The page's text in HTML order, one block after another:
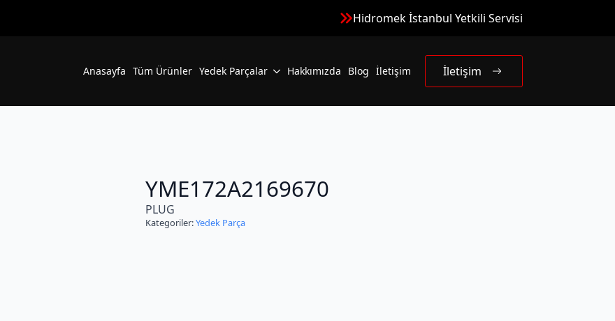
Hidromek İstanbul Yetkili Servisi
Anasayfa Tüm Ürünler Yedek Parçalar Hakkımızda Blog İletişim İletişim
YME172A2169670
PLUG
Kategoriler:Yedek Parça